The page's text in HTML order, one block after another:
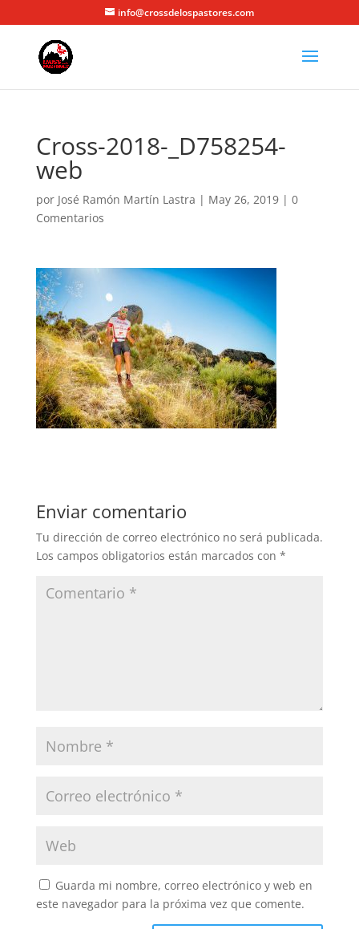
info@crossdelospastores.com
Cross-2018-_D758254-
web
por José Ramón Martín Lastra | May 26, 2019| 0
Comentarios
Enviar comentario
Tu dirección de correo electrónico no será publicada.
Los campos obligatorios están marcados con *
Guarda mi nombre, correo electrónico y web en
este navegador para la próxima vez que comente.